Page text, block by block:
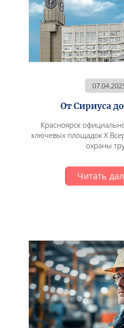
От Сириуса
Красноярск
ключевых площадок X
охраны
Читать